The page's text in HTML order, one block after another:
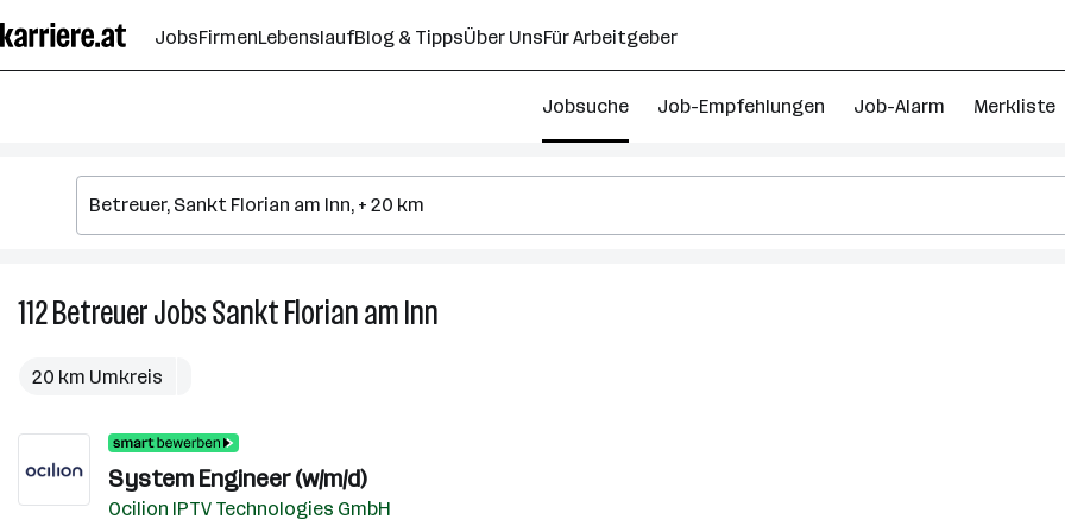
Seiteninhalt
springen
JobsFirmenLebenslaufBlog & TippsÜber UnsFür Arbeitgeber
Jobsuche Job-Empfehlungen Job-Alarm Merkliste
112BetreuerJobsSankt Florian am Inn
20 km Umkreis
System Engineer (w/m/d)
Ocilion IPTV Technologies GmbH